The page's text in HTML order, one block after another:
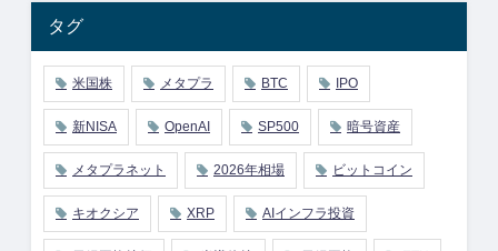
タグ
米国株 メタプラ BTC IPO
新NISA OpenAI SP500 暗号資産
メタプラネット 2026年相場 ビットコイン
キオクシア XRP AIインフラ投資